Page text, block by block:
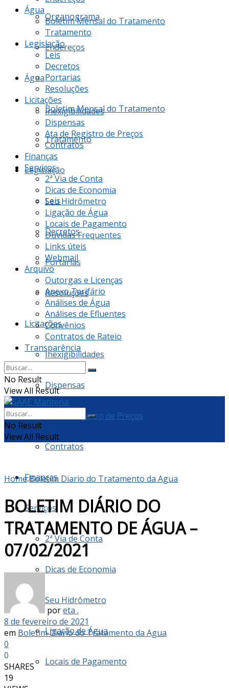
Organograma
Endereços
Água
Boletim Mensal do Tratamento
Tratamento
Legislação
Leis
Decretos
Portarias
Resoluções
Licitações
Inexigibilidades
Dispensas
Ata de Registro de Preços
Contratos
Finanças
Serviços
2ª Via de Conta
Dicas de Economia
Seu Hidrômetro
Ligação de Água
Locais de Pagamento
Água
Boletim Mensal do Tratamento
Tratamento
Legislação
Leis
Decretos
Portarias
Resoluções
Licitações
Inexigibilidades
Dispensas
Ata de Registro de Preços
Contratos
Finanças
Serviços
2ª Via de Conta
Dicas de Economia
Seu Hidrômetro
Ligação de Água
Locais de Pagamento
Dúvidas Frequentes
Links úteis
Webmail
Arquivo
Outorgas e Licenças
Anexo Tarifário
Análises de Água
Análises de Efluentes
Convênios
Contratos de Rateio
Transparência
No Result
View All Result
No Result
View All Result
HomeBoletim Diario do Tratamento da Agua
BOLETIM DIÁRIO DO
TRATAMENTO DE ÁGUA –
07/02/2021
poreta .
8 de fevereiro de 2021
em Boletim Diario do Tratamento da Agua
0
0
SHARES
19